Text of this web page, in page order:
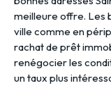
meilleure offre. Les
ville comme en
rachat de prêt
renégocier les
un taux plus